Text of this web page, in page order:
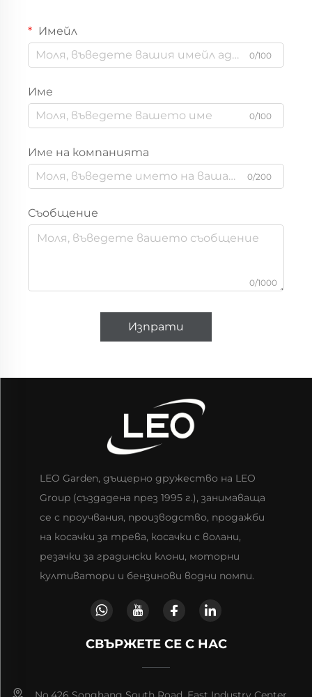
Имейл
0/100
Име
0/100
Име на компанията
0/200
Съобщение
0/1000
Изпрати
LEO Garden, дъщерно дружество на LEO
Group (създадена през 1995 г.), занимаваща
се с проучвания, производство, продажби
на косачки за трева, косачки с волани,
резачки за градински клони, моторни
култиватори и бензинови водни помпи.
СВЪРЖЕТЕ СЕ С НАС